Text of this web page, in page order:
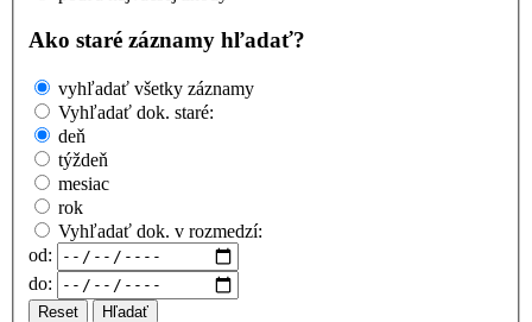
Ako staré záznamy hľadať?
vyhľadať všetky záznamy
Vyhľadať dok. staré:
deň
týždeň
mesiac
rok
Vyhľadať dok. v rozmedzí:
od:
do:
Reset Hľadať